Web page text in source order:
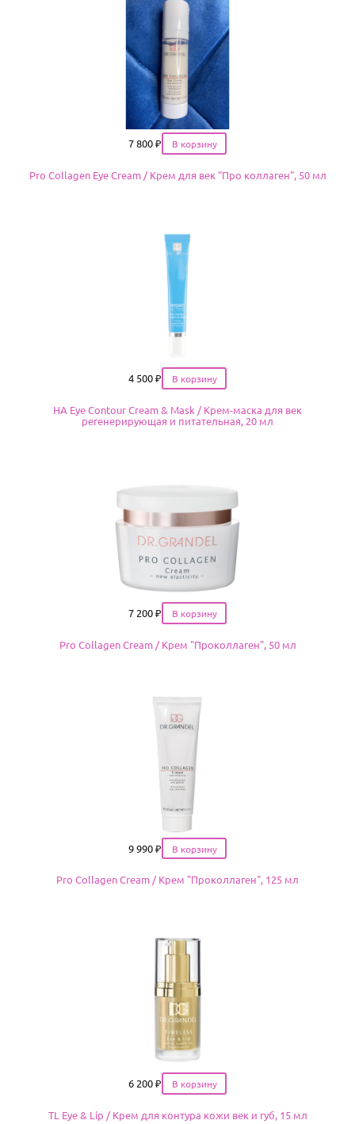
Цена
7 800 ₽
Pro Collagen Eye Cream / Крем для век "Про коллаген", 50 мл
Цена
4 500 ₽
HA Eye Contour Cream & Mask / Крем-маска для век
регенерирующая и питательная, 20 мл
Цена
7 200 ₽
Pro Collagen Cream / Крем "Проколлаген", 50 мл
Цена
9 990 ₽
Pro Collagen Cream / Крем "Проколлаген", 125 мл
Цена
6 200 ₽
TL Eye & Lip / Крем для контура кожи век и губ, 15 мл